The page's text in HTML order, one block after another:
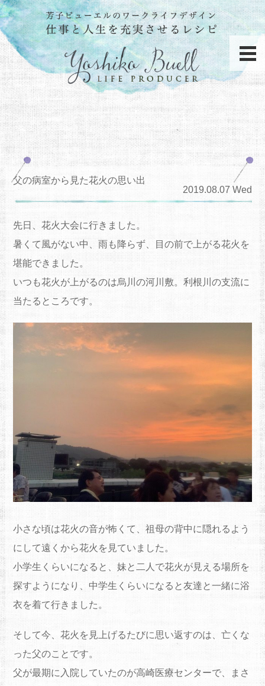
父の病室から見た花火の思い出
2019.08.07 Wed
先日、花火大会に行きました。
暑くて風がない中、雨も降らず、目の前で上がる花火を
堪能できました。
いつも花火が上がるのは烏川の河川敷。利根川の支流に
当たるところです。
小さな頃は花火の音が怖くて、祖母の背中に隠れるよう
にして遠くから花火を見ていました。
小学生くらいになると、妹と二人で花火が見える場所を
探すようになり、中学生くらいになると友達と一緒に浴
衣を着て行きました。
そして今、花火を見上げるたびに思い返すのは、亡くな
った父のことです。
父が最期に入院していたのが高崎医療センターで、まさ